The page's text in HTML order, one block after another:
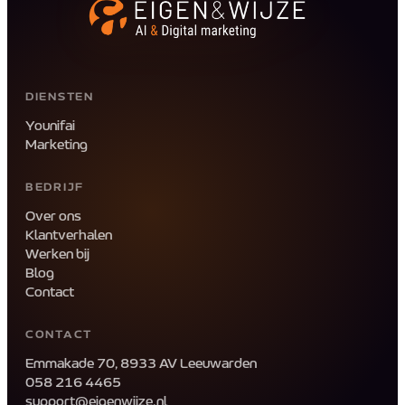
match zijn, doen we het.
DIENSTEN
Younifai
Marketing
BEDRIJF
Over ons
Klantverhalen
Werken bij
Blog
Contact
CONTACT
Emmakade 70, 8933 AV Leeuwarden
058 216 4465
support@eigenwijze.nl
We reageren binnen 1 werkdag
E-MAILADRES*